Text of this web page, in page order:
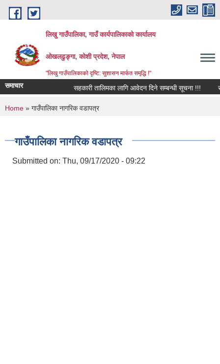
Skip to main content
लिखु गाउँपालिका, गाउँ कार्यपालिकाको कार्यालय
ओखलढुङ्गा, कोशी प्रदेश, नेपाल
"लिखु गाउँपालिकाको दृष्टि: सुशासन मार्फत समृद्धि !"
समाचार सहकारी तालिमका लागि आवेदन दिने सम्बन्धी सूचना !!!
You are here
Home » गाउँपालिका नागरिक वडापत्र
गाउँपालिका नागरिक वडापत्र
Submitted on: Thu, 09/17/2020 - 09:22